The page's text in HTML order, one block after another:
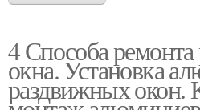
4 Способа
окна. Установка
раздвижных окон.